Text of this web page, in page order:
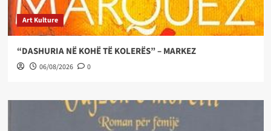
Art Kulture
“DASHURIA NË KOHË TË KOLERËS” – MARKEZ
06/08/2026 0